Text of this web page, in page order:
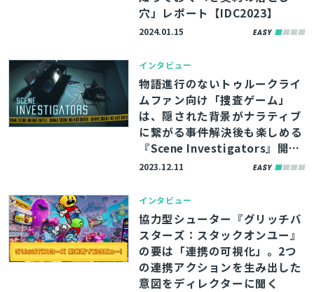
穴」レポート【IDC2023】
2024.01.15
インタビュー
物語進行のないトゥルークライ
ムファン向け「捜査ゲーム」
は、隠された背景がナラティブ
に繋がる――事件解決後も楽しめる
『Scene Investigators』開発
者インタビュー
2023.12.11
インタビュー
協力型シューター『グリッチバ
スターズ：スタックオンユー』
の要は「連携の可視化」。2つ
の連携アクションを生み出した
意図をディレクターに聞く